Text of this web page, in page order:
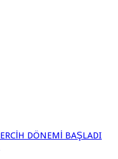
DÖNEMİ BAŞLADI